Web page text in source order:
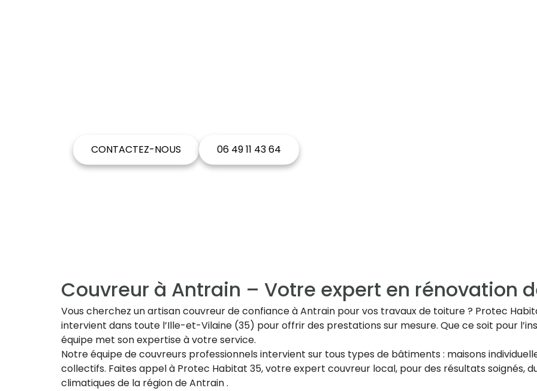
CONTACTEZ-NOUS 06 49 11 43 64
Couvreur à Antrain – Votre expert en rénovation
Vous cherchez un artisan couvreur de confiance à Antrain pour vos travaux de toiture ? Protec
intervient dans toute l’Ille-et-Vilaine (35) pour offrir des prestations sur mesure. Que ce soit pour
équipe met son expertise à votre service.
Notre équipe de couvreurs professionnels intervient sur tous types de bâtiments : maisons
collectifs. Faites appel à Protec Habitat 35, votre expert couvreur local, pour des résultats soignés,
climatiques de la région de Antrain .